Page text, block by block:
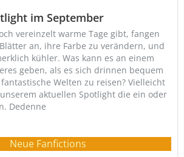
im September
vereinzelt warme Tage gibt, fangen
an, ihre Farbe zu verändern, und
kühler. Was kann es an einem
geben, als es sich drinnen bequem
Welten zu reisen? Vielleicht
aktuellen Spotlight die ein oder
Dedenne
Neue Fanfictions